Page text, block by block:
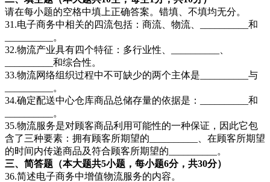
请在每小题的空格中填上正确答案。错填、不填均无分。
31.电子商务中相关的四流包括：商流、物流、__________和
__________。
32.物流产业具有四个特征：多行业性、__________、
__________和综合性。
33.物流网络组织过程中不可缺少的两个主体是__________与
__________。
34.确定配送中心仓库商品总储存量的依据是：__________和
__________。
35.物流服务是对顾客商品利用可能性的一种保证，因此它包
含了三种要素：拥有顾客所期望的__________、在顾客所期望
的时间内传递商品及符合顾客所期望的__________。
三、简答题（本大题共5小题，每小题6分，共30分）
36.简述电子商务中增值物流服务的内容。